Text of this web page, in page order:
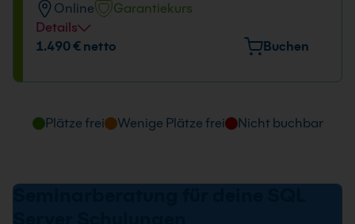
Online
Garantiekurs
Details
Tage und Uhrzeit
1.490 € netto Buchen
Plätze frei Wenige Plätze frei Nicht buchbar
Seminarberatung für deine SQL